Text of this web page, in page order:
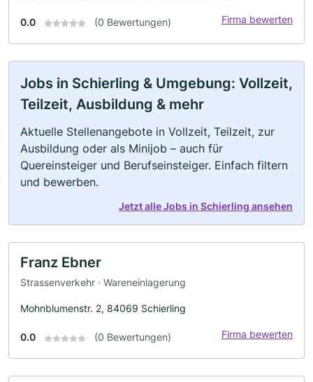
0.0 (0 Bewertungen) Firma bewerten
Jobs in Schierling & Umgebung: Vollzeit,
Teilzeit, Ausbildung & mehr
Aktuelle Stellenangebote in Vollzeit, Teilzeit, zur
Ausbildung oder als Minijob – auch für
Quereinsteiger und Berufseinsteiger. Einfach filtern
und bewerben.
Jetzt alle Jobs in Schierling ansehen
Franz Ebner
Strassenverkehr · Wareneinlagerung
Mohnblumenstr. 2, 84069 Schierling
0.0 (0 Bewertungen) Firma bewerten